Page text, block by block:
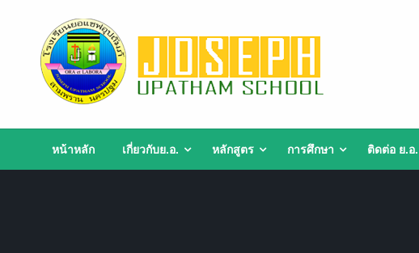
content
หน้าหลัก เกี่ยวกับย.อ. หลักสูตร การศึกษา ติดต่อ ย.อ.